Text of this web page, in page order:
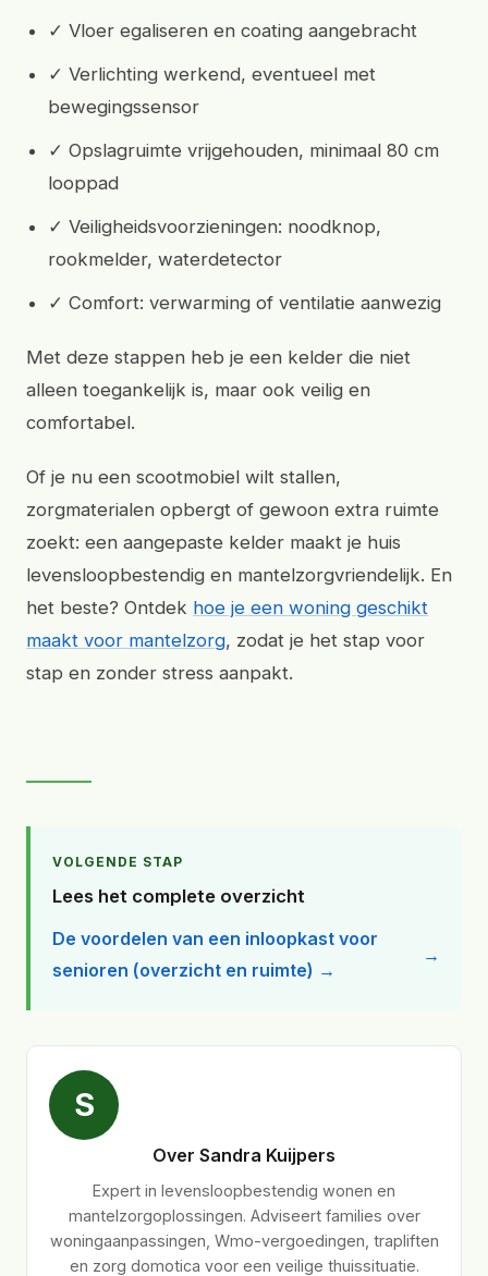
✓ Vloer egaliseren en coating aangebracht
✓ Verlichting werkend, eventueel met
bewegingssensor
✓ Opslagruimte vrijgehouden, minimaal 80 cm
looppad
✓ Veiligheidsvoorzieningen: noodknop,
rookmelder, waterdetector
✓ Comfort: verwarming of ventilatie aanwezig
Met deze stappen heb je een kelder die niet
alleen toegankelijk is, maar ook veilig en
comfortabel.
Of je nu een scootmobiel wilt stallen,
zorgmaterialen opbergt of gewoon extra ruimte
zoekt: een aangepaste kelder maakt je huis
levensloopbestendig en mantelzorgvriendelijk. En
het beste? Ontdek hoe je een woning geschikt
maakt voor mantelzorg, zodat je het stap voor
stap en zonder stress aanpakt.
VOLGENDE STAP
Lees het complete overzicht
De voordelen van een inloopkast voor
senioren (overzicht en ruimte) →
S
Over Sandra Kuijpers
Expert in levensloopbestendig wonen en
mantelzorgoplossingen. Adviseert families over
woningaanpassingen, Wmo-vergoedingen, trapliften
en zorg domotica voor een veilige thuissituatie.